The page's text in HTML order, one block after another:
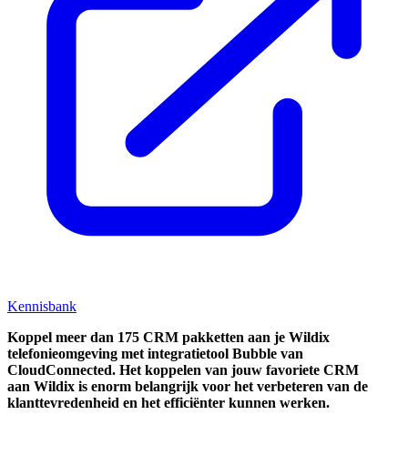
Kennisbank
Koppel meer dan 175 CRM pakketten aan je Wildix
telefonieomgeving met integratietool Bubble van
CloudConnected. Het koppelen van jouw favoriete CRM
aan Wildix is enorm belangrijk voor het verbeteren van de
klanttevredenheid en het efficiënter kunnen werken.